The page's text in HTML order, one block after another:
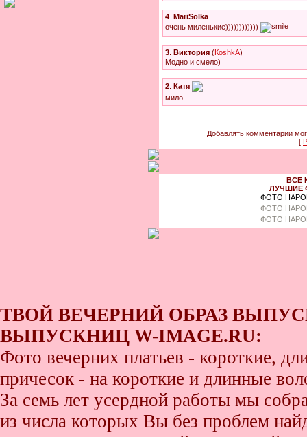
4
MariSolka
очень миленькие))))))))))))
3 Виктория (КoshkA)
Модно и смело)
2 Катя
мило
Добавлять комментарии
[
ВСЕ
ЛУЧШИЕ
ФОТО
ФОТО
ФОТО
ТВОЙ ВЕЧЕРНИЙ ОБРАЗ
ВЫПУСКНИЦ W-IMAGE.RU:
Фото вечерних платьев - короткие,
причесок - на короткие и длинные
За семь лет усердной работы мы
из числа которых Вы без проблем